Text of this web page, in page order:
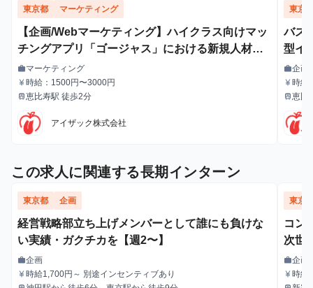
東京都 マーケティング
【企画/Webマーケティング】ハイクラス向けマッ
チングアプリ「ゴージャス」における新規人材獲
得のためのWebマーケティング
職種
workマーケティング
給与
currency_yen時給：1500円〜3000円
最寄駅
train恵比寿駅 徒歩2分
アイザック株式会社
東京
バズ
型イ
職種
work企画
給与
currency_yen時給
最寄駅
train恵比
この求人に関連する長期インターン
東京都 企画
経営戦略部立ち上げメンバーとして誰にも負けな
い実績・ガクチカを【週2〜】
職種
work企画
給与
currency_yen時給1,700円～ 別途インセンティブあり
東京
コン
次世
職種
work企画
給与
currency_yen時給